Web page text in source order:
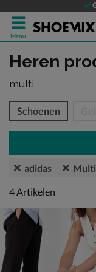
Menu
Heren
multi
over
Schoenen
adidas Multi
4 artikelen
4Artikelen